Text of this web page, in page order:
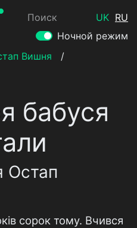
Поиск UK RU
Ночной режим
Вишня
/
бабуся
Остап
сорок тому. Вчився